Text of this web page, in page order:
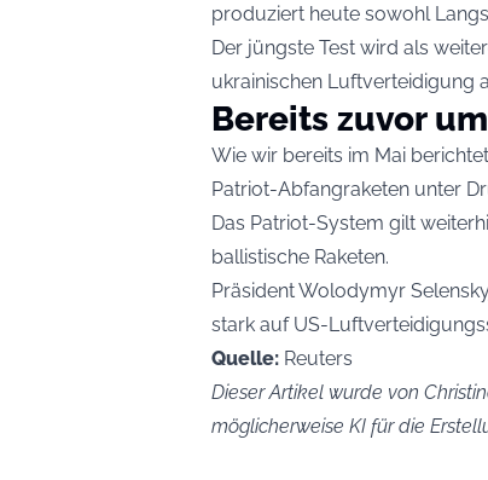
produziert heute sowohl
Der jüngste Test wird als
ukrainischen Luftverteidigung
Bereits zuvor
Wie wir bereits im Mai
Patriot-Abfangraketen unter
Das Patriot-System gilt
ballistische Raketen.
Präsident Wolodymyr
stark auf US-
Quelle: Reuters
Dieser Artikel wurde von
möglicherweise KI für die